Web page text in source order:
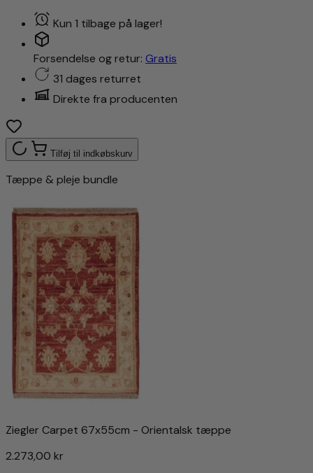
Kun 1 tilbage på lager!
Forsendelse og retur: Gratis
31 dages returret
Direkte fra producenten
Tilføj til indkøbskurv
Tæppe & pleje bundle
Ziegler Carpet 67x55cm - Orientalsk tæppe
2.273,00 kr